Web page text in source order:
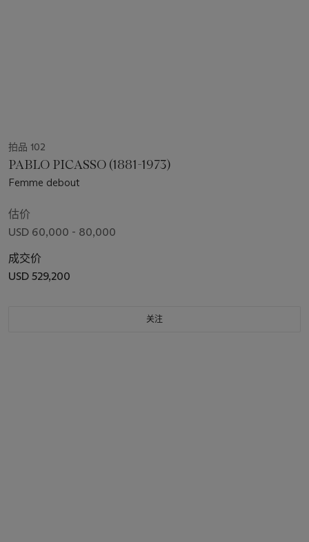
拍品 102
PABLO PICASSO (1881-1973)
Femme debout
估价
USD 60,000 - 80,000
成交价
USD 529,200
关注